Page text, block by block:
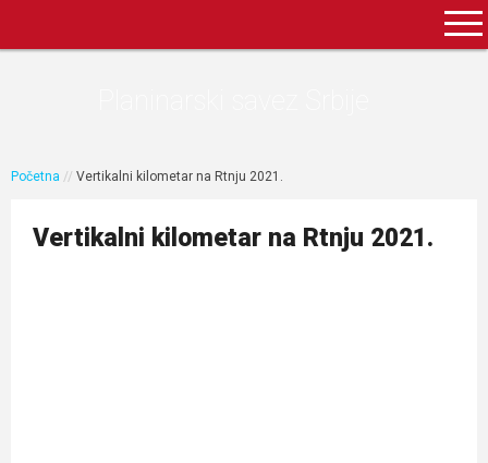
Početna // Vertikalni kilometar na Rtnju 2021.
Vertikalni kilometar na Rtnju 2021.